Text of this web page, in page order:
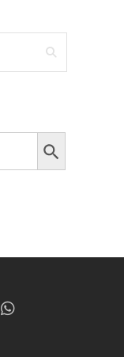
Search Button